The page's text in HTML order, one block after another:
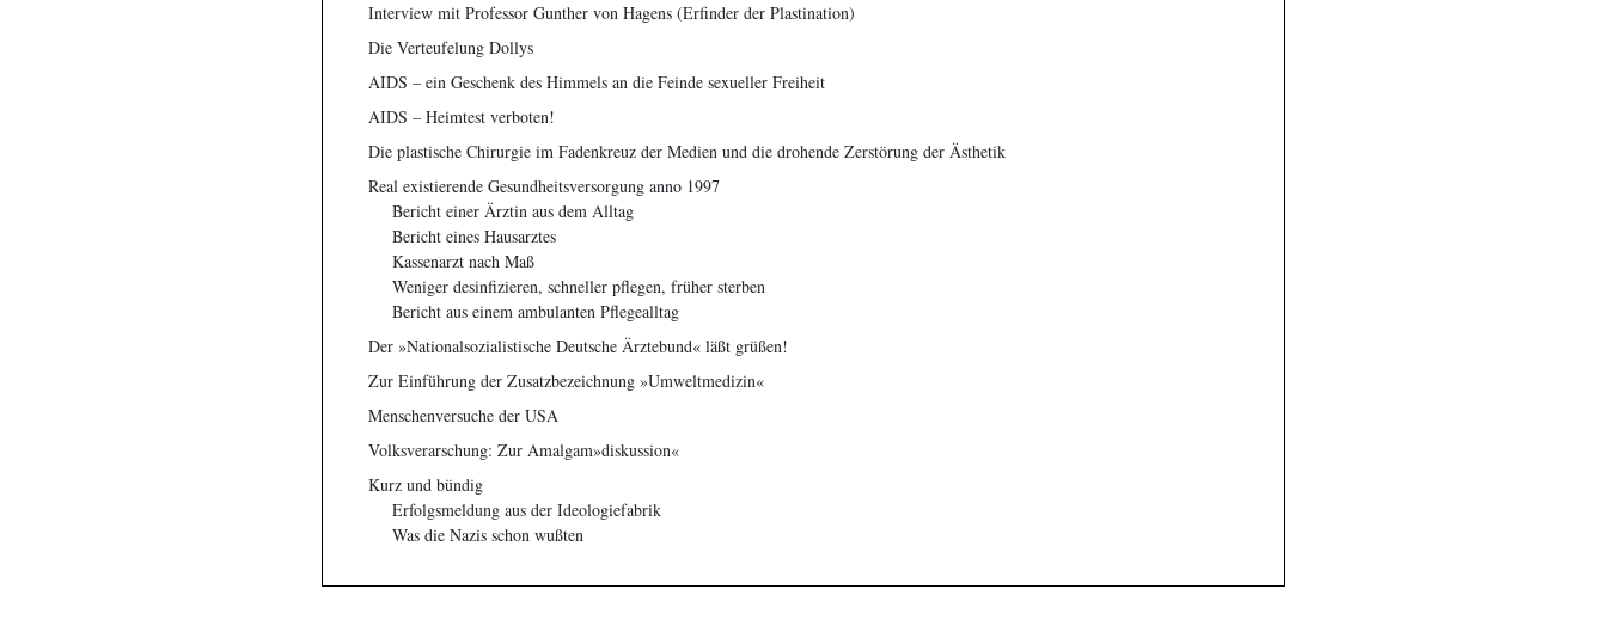
Interview mit Professor Gunther von Hagens (Erfinder der Plastination)
Die Verteufelung Dollys
AIDS – ein Geschenk des Himmels an die Feinde sexueller Freiheit
AIDS – Heimtest verboten!
Die plastische Chirurgie im Fadenkreuz der Medien und die drohende Zerstörung der Ästhetik
Real existierende Gesundheitsversorgung anno 1997
Bericht einer Ärztin aus dem Alltag
Bericht eines Hausarztes
Kassenarzt nach Maß
Weniger desinfizieren, schneller pflegen, früher sterben
Bericht aus einem ambulanten Pflegealltag
Der »Nationalsozialistische Deutsche Ärztebund« läßt grüßen!
Zur Einführung der Zusatzbezeichnung »Umweltmedizin«
Menschenversuche der USA
Volksverarschung: Zur Amalgam»diskussion«
Kurz und bündig
Erfolgsmeldung aus der Ideologiefabrik
Was die Nazis schon wußten